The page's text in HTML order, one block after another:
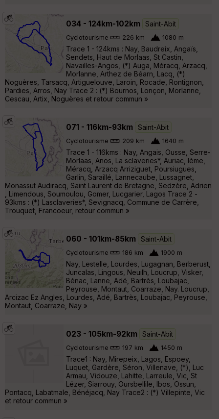
034 - 124km-102km Saint-Abit
Cyclotourisme 226 km 1080 m
Trace 1 - 124kms : Nay, Baudreix, Angaïs,
Sendets, Haut de Morlaas, St Castin,
Navailles-Angos, (*) Auga, Méracq, Arzacq,
Morlanne, Arthez de Béarn, Lacq, (*)
Noguères, Tarsacq, Artiguelouve, Laroin, Rocade, Rontignon,
Pardies, Arros, Nay Trace 2 : (*) Bournos, Lonçon, Morlanne,
Cescau, Artix, Noguères et retour commun »
071 - 116km-93km Saint-Abit
Cyclotourisme 209 km 1640 m
Trace 1 - 116kms : Nay, Angais, Ousse, Serre-
Morlaas, Anos, La sclaveries*, Auriac, lème,
Méracq, Arzacq Arriziguet, Poursiugues,
Garlin, Saraillé, Lannecaube, Lussagnet,
Monassut Audiracq, Saint Laurent de Bretagne, Sedzère, Adrien
, Limendous, Soumoulou, Gomer, Lucgarier, Lagos Trace 2 -
93kms : (*) Lasclaveries*, Sevignacq, Commune de Carrère,
Trouquet, Francoeur, retour commun »
060 - 101km-85km Saint-Abit
Cyclotourisme 186 km 1900 m
Nay, Lestelle, Lourdes, Lugagnan, Berberust,
Juncalas, Lingous, Neuilh, Loucrup, Visker,
Bénac, Lanne, Adé, Bartrès, Loubajac,
Peyrouse, Montaut, Coarraze, Nay. Loucrup,
Arcizac Ez Angles, Lourdes, Adé, Bartrès, Loubajac, Peyrouse,
Montaut, Coarraze, Nay »
023 - 105km-92km Saint-Abit
Cyclotourisme 197 km 1450 m
Trace1 : Nay, Mirepeix, Lagos, Espoey,
Luquet, Gardère, Séron, Villenave, (*), Luc
Armau, Vidouze, Lahitte, Larreule, Vic, St
Lézer, Siarrouy, Oursbellile, Ibos, Ossun,
Pontacq, Labatmale, Bénéjacq, Nay Trace2 : (*) Villepinte, Vic
et retour commun »